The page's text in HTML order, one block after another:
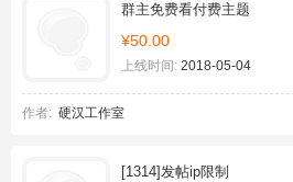
群主免费看付费主题
¥50.00
上线时间: 2018-05-04
作者: 硬汉工作室
[1314]发帖ip限制